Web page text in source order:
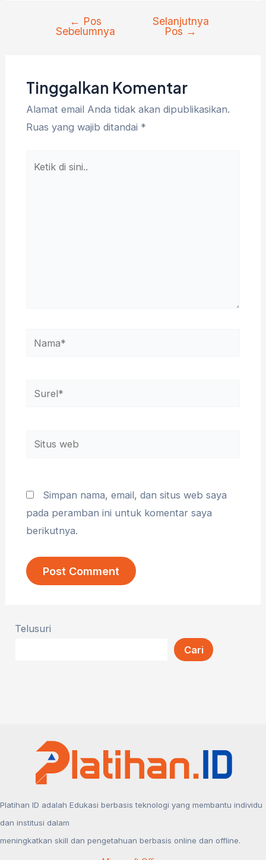
Navigasi← Pos
Sebelumnya
Selanjutnya
Pos →
Tinggalkan Komentar
Alamat email Anda tidak akan dipublikasikan.
Ruas yang wajib ditandai *
Nama*
Surel*
Situs
Simpan nama, email, dan situs web saya
pada peramban ini untuk komentar saya
berikutnya.
Telusuri
Cari
Platihan ID adalah Edukasi berbasis teknologi yang membantu individu
dan institusi dalam
meningkatkan skill dan pengetahuan berbasis online dan offline.